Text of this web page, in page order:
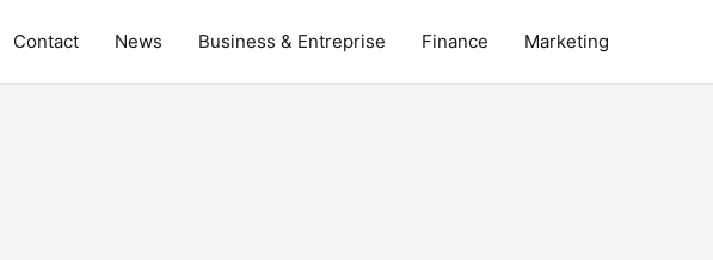
Contact News Business & Entreprise Finance Marketing